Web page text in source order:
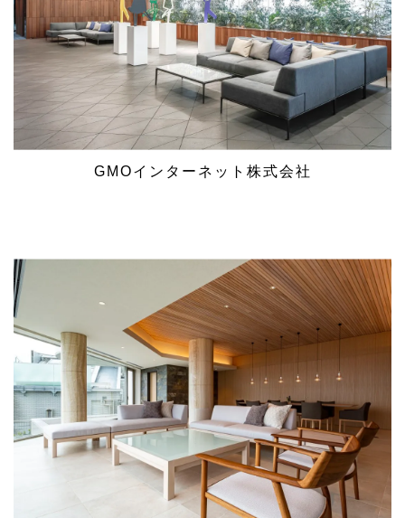
GMOインターネット株式会社